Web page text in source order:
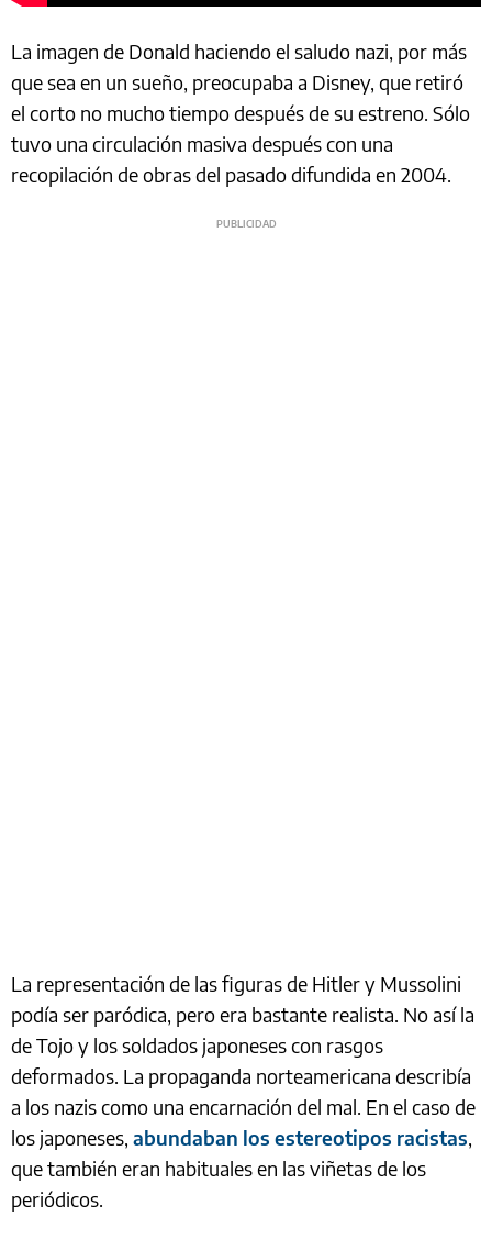
La imagen de Donald haciendo el saludo nazi, por más
que sea en un sueño, preocupaba a Disney, que retiró
el corto no mucho tiempo después de su estreno. Sólo
tuvo una circulación masiva después con una
recopilación de obras del pasado difundida en 2004.
La representación de las figuras de Hitler y Mussolini
podía ser paródica, pero era bastante realista. No así la
de Tojo y los soldados japoneses con rasgos
deformados. La propaganda norteamericana describía
a los nazis como una encarnación del mal. En el caso de
los japoneses, abundaban los estereotipos racistas,
que también eran habituales en las viñetas de los
periódicos.